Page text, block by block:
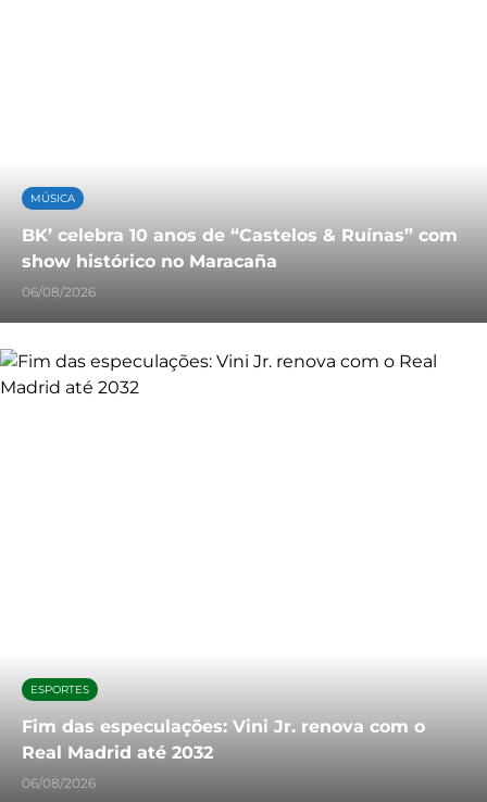
MÚSICA
BK’ celebra 10 anos de “Castelos & Ruínas” com
show histórico no Maracaña
06/08/2026
ESPORTES
Fim das especulações: Vini Jr. renova com o
Real Madrid até 2032
06/08/2026